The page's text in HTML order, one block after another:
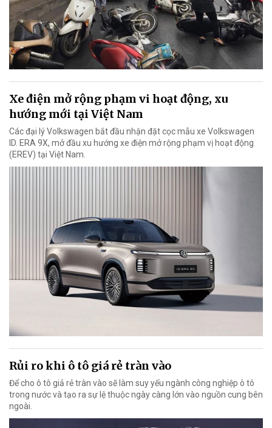
Xe điện mở rộng phạm vi hoạt động, xu
hướng mới tại Việt Nam
Các đại lý Volkswagen bắt đầu nhận đặt cọc mẫu xe Volkswagen
ID. ERA 9X, mở đầu xu hướng xe điện mở rộng phạm vị hoạt động
(EREV) tại Việt Nam.
Rủi ro khi ô tô giá rẻ tràn vào
Để cho ô tô giả rẻ tràn vào sẽ làm suy yếu ngành công nghiệp ô tô
trong nước và tạo ra sự lệ thuộc ngày càng lớn vào nguồn cung bên
ngoài.